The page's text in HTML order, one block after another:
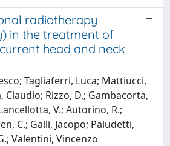
radiotherapy
in the treatment of
head and neck
Tagliaferri, Luca; Mattiucci,
Claudio; Rizzo, D.; Gambacorta,
V.; Autorino, R.;
C.; Galli, Jacopo; Paludetti,
Valentini, Vincenzo